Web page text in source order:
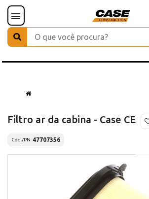
Filtro ar da cabina - Case CE
Cód./PN 47707356